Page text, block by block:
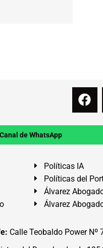
Canal de WhatsApp
Políticas IA
Políticas del
Álvarez
Álvarez
Calle Teobaldo Power Nº